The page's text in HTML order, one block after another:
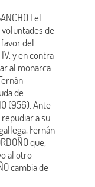
I el
voluntades de
del
y en contra
al monarca
de
(956). Ante
a su
Fernán
que,
al otro
cambia de